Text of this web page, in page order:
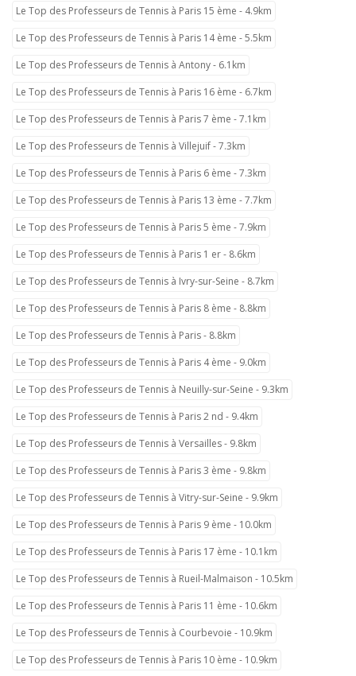
Le Top des Professeurs de Tennis à Paris 15 ème - 4.9km
Le Top des Professeurs de Tennis à Paris 14 ème - 5.5km
Le Top des Professeurs de Tennis à Antony - 6.1km
Le Top des Professeurs de Tennis à Paris 16 ème - 6.7km
Le Top des Professeurs de Tennis à Paris 7 ème - 7.1km
Le Top des Professeurs de Tennis à Villejuif - 7.3km
Le Top des Professeurs de Tennis à Paris 6 ème - 7.3km
Le Top des Professeurs de Tennis à Paris 13 ème - 7.7km
Le Top des Professeurs de Tennis à Paris 5 ème - 7.9km
Le Top des Professeurs de Tennis à Paris 1 er - 8.6km
Le Top des Professeurs de Tennis à Ivry-sur-Seine - 8.7km
Le Top des Professeurs de Tennis à Paris 8 ème - 8.8km
Le Top des Professeurs de Tennis à Paris - 8.8km
Le Top des Professeurs de Tennis à Paris 4 ème - 9.0km
Le Top des Professeurs de Tennis à Neuilly-sur-Seine - 9.3km
Le Top des Professeurs de Tennis à Paris 2 nd - 9.4km
Le Top des Professeurs de Tennis à Versailles - 9.8km
Le Top des Professeurs de Tennis à Paris 3 ème - 9.8km
Le Top des Professeurs de Tennis à Vitry-sur-Seine - 9.9km
Le Top des Professeurs de Tennis à Paris 9 ème - 10.0km
Le Top des Professeurs de Tennis à Paris 17 ème - 10.1km
Le Top des Professeurs de Tennis à Rueil-Malmaison - 10.5km
Le Top des Professeurs de Tennis à Paris 11 ème - 10.6km
Le Top des Professeurs de Tennis à Courbevoie - 10.9km
Le Top des Professeurs de Tennis à Paris 10 ème - 10.9km